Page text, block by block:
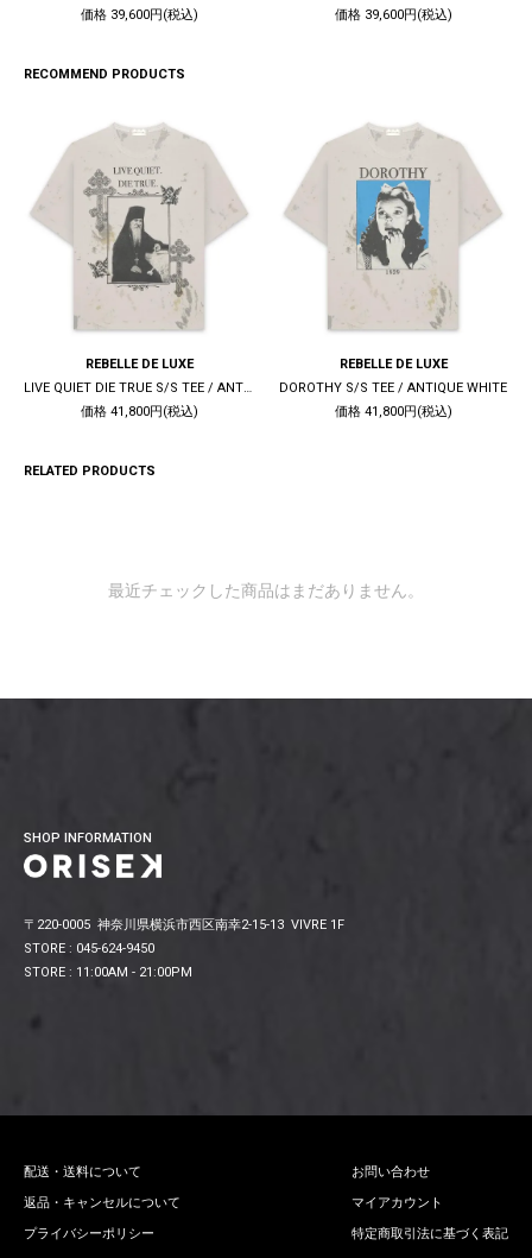
価格 39,600円(税込)
価格 39,600円(税込)
RECOMMEND PRODUCTS
REBELLE DE LUXE
LIVE QUIET DIE TRUE S/S TEE / ANTIQUE WHITE
価格 41,800円(税込)
REBELLE DE LUXE
DOROTHY S/S TEE / ANTIQUE WHITE
価格 41,800円(税込)
RELATED PRODUCTS
最近チェックした商品はまだありません。
SHOP INFORMATION
〒220-0005 神奈川県横浜市西区南幸2-15-13 VIVRE 1F
STORE : 045-624-9450
STORE : 11:00AM - 21:00PM
配送・送料について
返品・キャンセルについて
プライバシーポリシー
お問い合わせ
マイアカウント
特定商取引法に基づく表記